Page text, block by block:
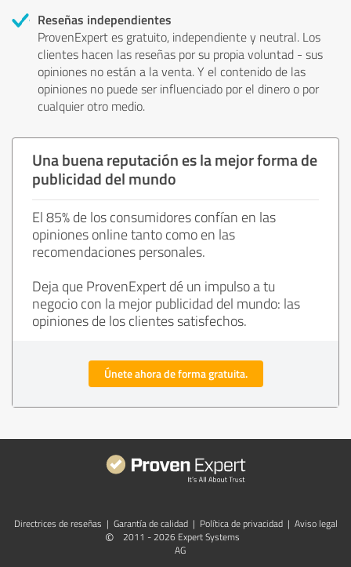
Reseñas independientes
ProvenExpert es gratuito, independiente y neutral. Los
clientes hacen las reseñas por su propia voluntad - sus
opiniones no están a la venta. Y el contenido de las
opiniones no puede ser influenciado por el dinero o por
cualquier otro medio.
Una buena reputación es la mejor forma de
publicidad del mundo
El 85% de los consumidores confían en las
opiniones online tanto como en las
recomendaciones personales.
Deja que ProvenExpert dé un impulso a tu
negocio con la mejor publicidad del mundo: las
opiniones de los clientes satisfechos.
Únete ahora de forma gratuita.
Directrices de reseñas | Garantía de calidad | Política de privacidad | Aviso legal
©
2011 - 2026 Expert Systems
AG